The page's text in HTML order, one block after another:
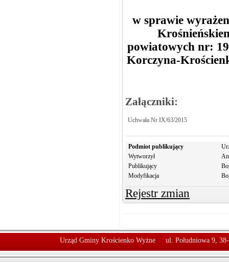
w sprawie
powiatowych nr:
Korczyna-
Załączniki:
Uchwała Nr IX/63/2015
Podmiot publikujący
Wytworzył
Publikujący
Modyfikacja
Rejestr zmian
Urząd Gminy Krościenko Wyżne ul. Południowa 9,